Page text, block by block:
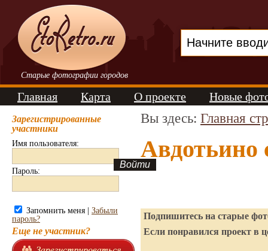
Старые фотографии городов
Главная Карта О проекте Новые
Зарегистрированные
участники
Имя пользователя:
Пароль:
Запомнить меня | Забыли
пароль?
Еще не участник?
Вы здесь: Главная
Авдотьино
Подпишитесь на старые
Если понравился проект в